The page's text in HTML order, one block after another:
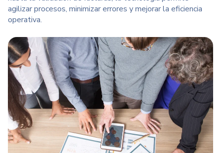
agilizar procesos, minimizar errores y mejorar la eficiencia
operativa.